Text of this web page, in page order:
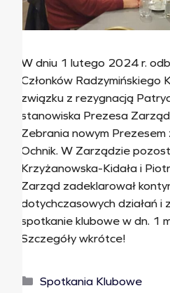
W dniu 1 lutego 2024 r.
Członków Radzymińskiego
związku z rezygnacją
stanowiska Prezesa
Zebrania nowym
Ochnik. W Zarządzie
Krzyżanowska-Kidała i
Zarząd zadeklarował
dotychczasowych działań i
spotkanie klubowe w dn. 1
Szczegóły wkrótce!
Spotkania Klubowe